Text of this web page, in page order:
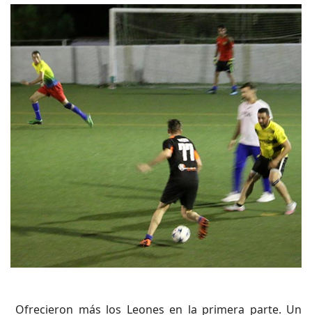
Ofrecieron más los Leones en la primera parte. Un